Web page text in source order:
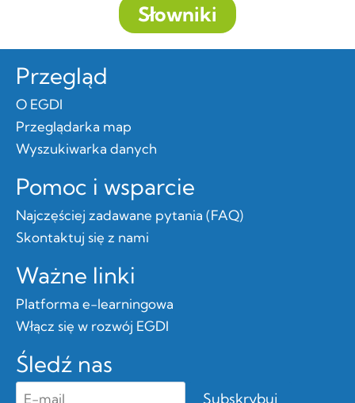
Słowniki
Przegląd
O EGDI
Przeglądarka map
Wyszukiwarka danych
Pomoc i wsparcie
Najczęściej zadawane pytania (FAQ)
Skontaktuj się z nami
Ważne linki
Platforma e-learningowa
Włącz się w rozwój EGDI
Śledź nas